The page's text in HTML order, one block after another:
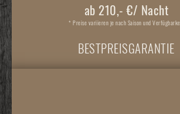
ab 210,- €/ Nacht
* Preise variieren je nach Saison und
BESTPREISGARANTIE